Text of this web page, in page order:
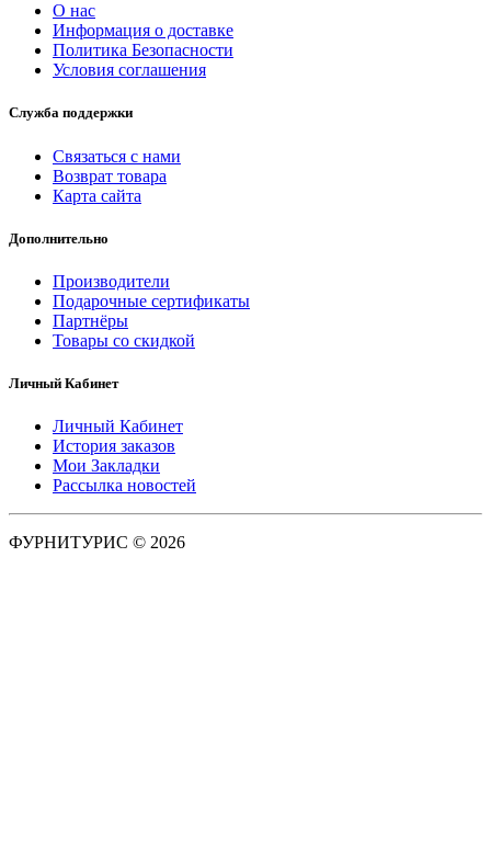
О нас
Информация о доставке
Политика Безопасности
Условия соглашения
Служба поддержки
Связаться с нами
Возврат товара
Карта сайта
Дополнительно
Производители
Подарочные сертификаты
Партнёры
Товары со скидкой
Личный Кабинет
Личный Кабинет
История заказов
Мои Закладки
Рассылка новостей
ФУРНИТУРИС © 2026